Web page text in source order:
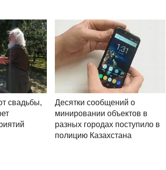
свадьбы,
Десятки сообщений о
минировании объектов в
разных городах поступило в
полицию Казахстана